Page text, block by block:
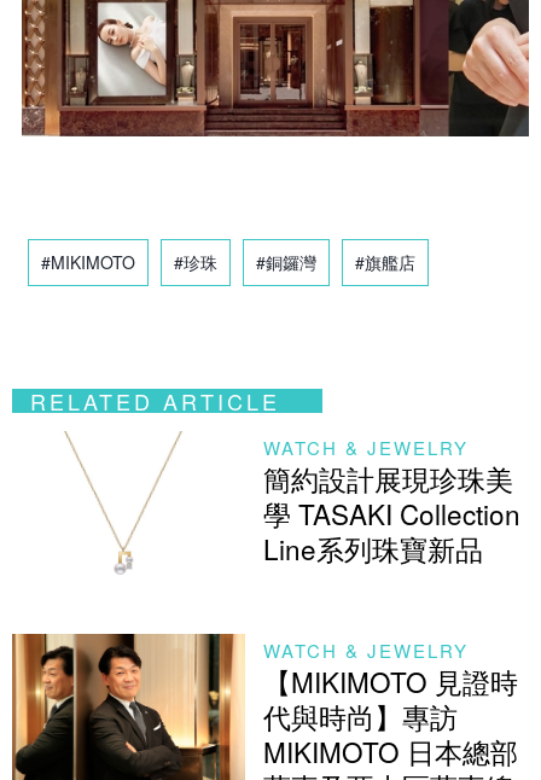
#MIKIMOTO #珍珠 #銅鑼灣 #旗艦店
RELATED ARTICLE
WATCH & JEWELRY
簡約設計展現珍珠美
學 TASAKI Collection
Line系列珠寶新品
WATCH & JEWELRY
【MIKIMOTO 見證時
代與時尚】專訪
MIKIMOTO 日本總部